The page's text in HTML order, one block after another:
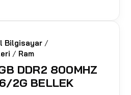
Bilgisayar /
/ Ram
DDR2 800MHZ
2G BELLEK